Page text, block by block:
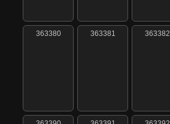
363380 363381 363382